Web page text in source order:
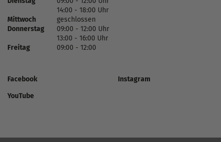
14:00 - 18:00 Uhr
Mittwoch
geschlossen
Donnerstag
09:00 - 12:00 Uhr
13:00 - 16:00 Uhr
Freitag
09:00 - 12:00
Facebook
Instagram
YouTube